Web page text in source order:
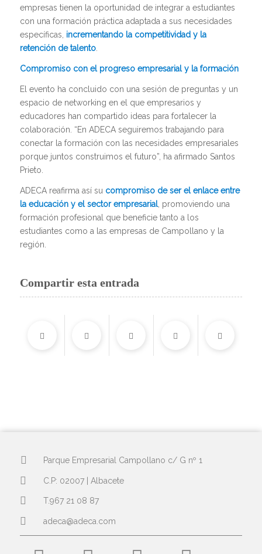
empresas tienen la oportunidad de integrar a estudiantes
con una formación práctica adaptada a sus necesidades
específicas, incrementando la competitividad y la
retención de talento.
Compromiso con el progreso empresarial y la formación
El evento ha concluido con una sesión de preguntas y un
espacio de networking en el que empresarios y
educadores han compartido ideas para fortalecer la
colaboración. “En ADECA seguiremos trabajando para
conectar la formación con las necesidades empresariales
porque juntos construimos el futuro”, ha afirmado Santos
Prieto.
ADECA reafirma así su compromiso de ser el enlace entre
la educación y el sector empresarial, promoviendo una
formación profesional que beneficie tanto a los
estudiantes como a las empresas de Campollano y la
región.
Compartir esta entrada
Parque Empresarial Campollano c/ G nº 1
C.P: 02007 | Albacete
T.967 21 08 87
adeca@adeca.com